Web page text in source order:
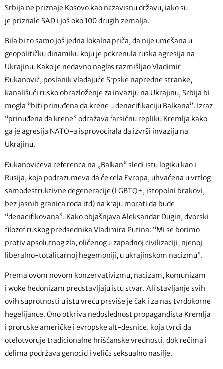
Srbija ne priznaje Kosovo kao nezavisnu državu, iako su
je priznale SAD i još oko 100 drugih zemalja.
Bila bi to samo još jedna lokalna priča, da nije umešana u
geopolitičku dinamiku koju je pokrenula ruska agresija na
Ukrajinu. Kako je nedavno naglas razmišljao Vladimir
Đukanović, poslanik vladajuće Srpske napredne stranke,
kanališući rusko obrazloženje za invaziju na Ukrajinu, Srbija bi
mogla “biti prinuđena da krene u denacifikaciju Balkana”. Izraz
“prinuđena da krene” odražava farsičnu repliku Kremlja kako
ga je agresija NATO-a isprovocirala da izvrši invaziju na
Ukrajinu.
Đukanovićeva referenca na „Balkan“ sledi istu logiku kao i
Rusija, koja podrazumeva da će cela Evropa, uhvaćena u vrtlog
samodestruktivne degeneracije (LGBTQ+, istopolni brakovi,
bez jasnih granica roda itd) na kraju morati da bude
“denacifikovana”. Kako objašnjava Aleksandar Dugin, dvorski
filozof ruskog predsednika Vladimira Putina: “Mi se borimo
protiv apsolutnog zla, oličenog u zapadnoj civilizaciji, njenoj
liberalno-totalitarnoj hegemoniji, u ukrajinskom nacizmu”.
Prema ovom novom konzervativizmu, nacizam, komunizam
i woke hedonizam predstavljaju istu stvar. Ali stavljanje svih
ovih suprotnosti u istu vreću previše je čak i za nas tvrdokorne
hegelijance. Ono otkriva nedoslednost propagandista Kremlja
i proruske američke i evropske alt-desnice, koja tvrdi da
otelotvoruje tradicionalne hrišćanske vrednosti, dok rečima i
delima podržava genocid i veliča seksualno nasilje.